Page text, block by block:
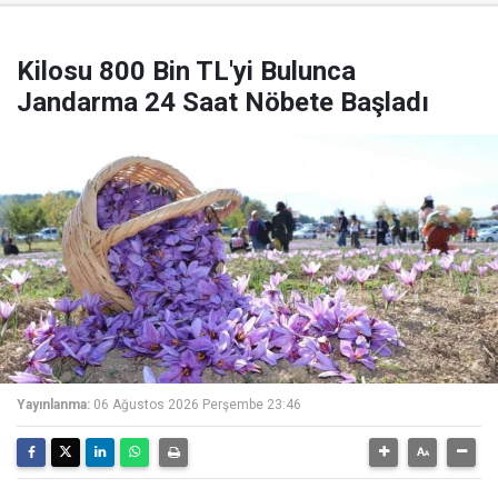
Kilosu 800 Bin TL'yi Bulunca
Jandarma 24 Saat Nöbete Başladı
Yayınlanma: 06 Ağustos 2026 Perşembe 23:46